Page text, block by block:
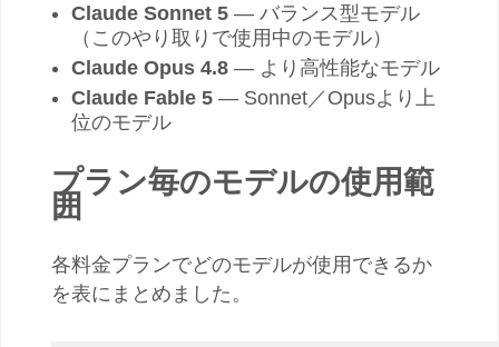
Claude Sonnet 5 — バランス型モデル
（このやり取りで使用中のモデル）
Claude Opus 4.8 — より高性能なモデル
Claude Fable 5 — Sonnet／Opusより上
位のモデル
プラン毎のモデルの使用範
囲
各料金プランでどのモデルが使用できるか
を表にまとめました。